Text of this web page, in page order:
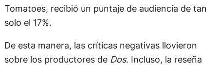
Tomatoes, recibió un puntaje de audiencia de tan
solo el 17%.
De esta manera, las críticas negativas llovieron
sobre los productores de Dos. Incluso, la reseña